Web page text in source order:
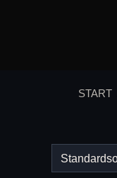
START